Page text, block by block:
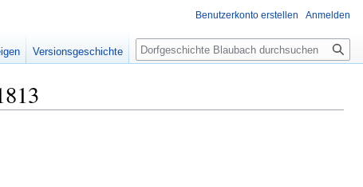
Benutzerkonto erstellen Anmelden
Versionsgeschichte Suche